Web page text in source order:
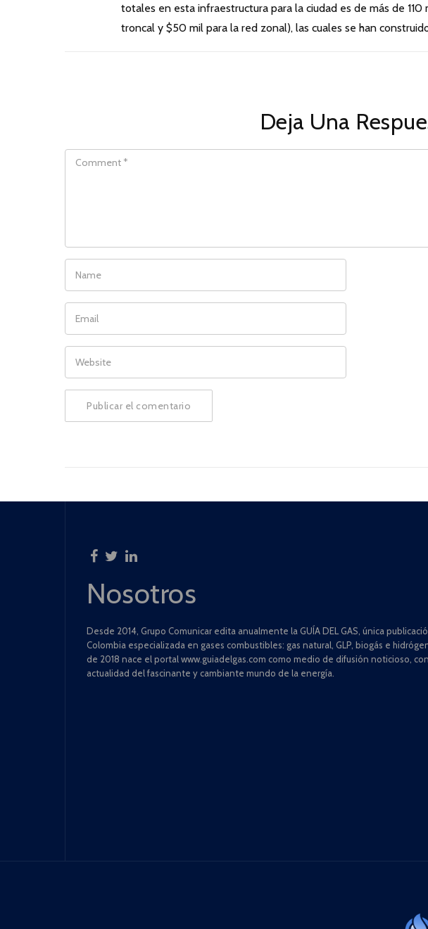
totales en esta infraestructura para la ciudad es de más de
troncal y $50 mil para la red zonal), las cuales se han
Deja Una
COMMENT
NAME
EMAIL
WEBSITE
Nosotros
Desde 2014, Grupo Comunicar edita anualmente la GUÍA DEL GAS, única
Colombia especializada en gases combustibles: gas natural, GLP, biogás e
de 2018 nace el portal www.guiadelgas.com como medio de difusión noticioso,
actualidad del fascinante y cambiante mundo de la energía.